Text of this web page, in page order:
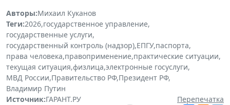
Авторы:Михаил Куканов
Теги:2026,государственное управление,
государственные услуги,
государственный контроль (надзор),ЕПГУ,паспорта,
права человека,правоприменение,практические ситуации,
текущая ситуация,физлица,электронные госуслуги,
МВД России,Правительство РФ,Президент РФ,
Владимир Путин
Источник:ГАРАНТ.РУ
Перепечатка